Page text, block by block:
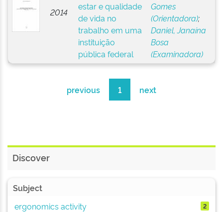
2014
estar e qualidade
de vida no
trabalho em uma
instituição
pública federal
Gomes
(Orientadora);
Daniel, Janaína
Bosa
(Examinadora)
previous 1 next
Discover
Subject
ergonomics activity
2